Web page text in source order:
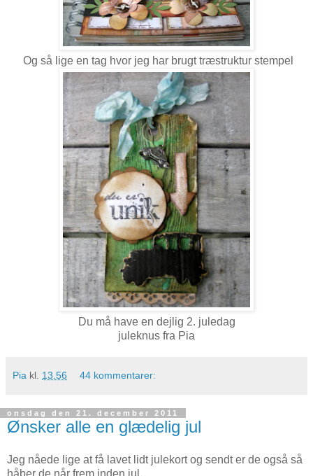
Og så lige en tag hvor jeg har brugt træstruktur stempel
Du må have en dejlig 2. juledag
juleknus fra Pia
Pia kl. 13.56 44 kommentarer:
onsdag den 21. december 2011
Ønsker alle en glædelig jul
Jeg nåede lige at få lavet lidt julekort og sendt er de også så